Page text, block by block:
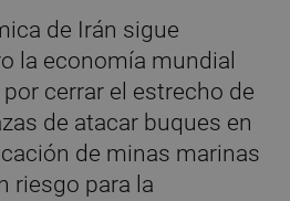
de Irán sigue
la economía mundial
cerrar el estrecho de
de atacar buques en
de minas marinas
riesgo para la